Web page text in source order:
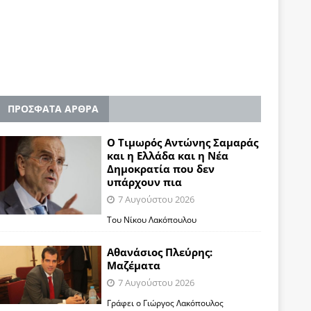
ΠΡΟΣΦΑΤΑ ΑΡΘΡΑ
Ο Τιμωρός Αντώνης Σαμαράς
και η Ελλάδα και η Νέα
Δημοκρατία που δεν
υπάρχουν πια
7 Αυγούστου 2026
Του Νίκου Λακόπουλου
Αθανάσιος Πλεύρης:
Μαζέματα
7 Αυγούστου 2026
Γράφει ο Γιώργος Λακόπουλος